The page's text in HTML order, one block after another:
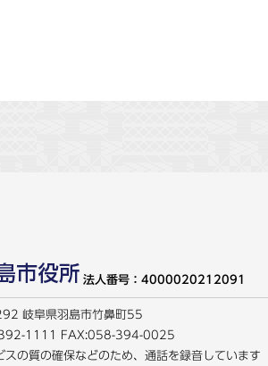
法人番号：4000020212091
岐阜県羽島市竹鼻町55
1111
FAX:058-394-0025
スの質の確保などのため、通話を録音しています